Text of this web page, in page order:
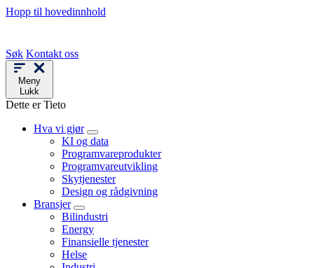
Hopp til hovedinnhold
Søk Kontakt oss
Meny
Lukk
Dette er Tieto
Hva vi gjør
KI og data
Programvareprodukter
Programvareutvikling
Skytjenester
Design og rådgivning
Bransjer
Bilindustri
Energy
Finansielle tjenester
Helse